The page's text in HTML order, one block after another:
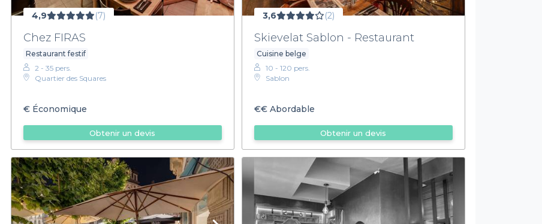
4,9 (7)
Chez FIRAS
Restaurant festif
2 - 35 pers.
Quartier des Squares
€ Économique
Obtenir un devis
3,6 (2)
Skievelat Sablon - Restaurant
Cuisine belge
10 - 120 pers.
Sablon
€€Abordable
Obtenir un devis